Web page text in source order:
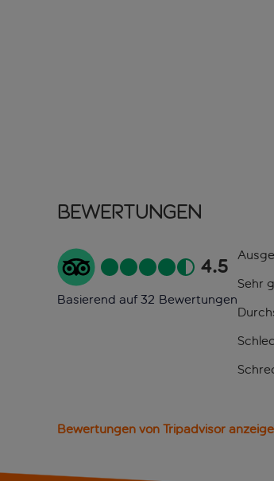
Bewertungen
4.5
Basierend auf 32 Bewertungen
Sehr
Bewertungen von Tripadvisor